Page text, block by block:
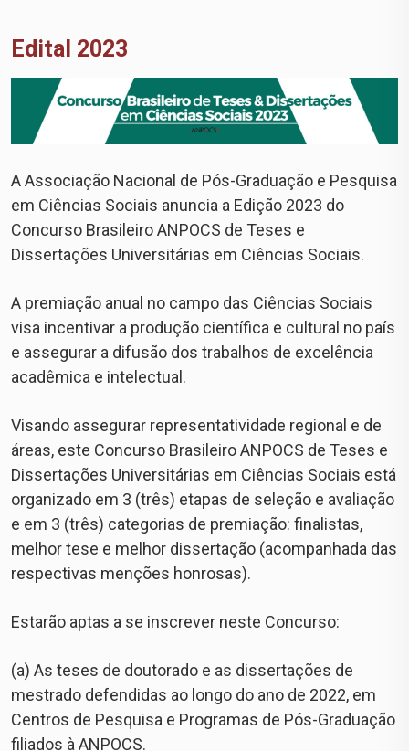
Edital 2023
A Associação Nacional de Pós-Graduação e Pesquisa
em Ciências Sociais anuncia a Edição 2023 do
Concurso Brasileiro ANPOCS de Teses e
Dissertações Universitárias em Ciências Sociais.
A premiação anual no campo das Ciências Sociais
visa incentivar a produção científica e cultural no país
e assegurar a difusão dos trabalhos de excelência
acadêmica e intelectual.
Visando assegurar representatividade regional e de
áreas, este Concurso Brasileiro ANPOCS de Teses e
Dissertações Universitárias em Ciências Sociais está
organizado em 3 (três) etapas de seleção e avaliação
e em 3 (três) categorias de premiação: finalistas,
melhor tese e melhor dissertação (acompanhada das
respectivas menções honrosas).
Estarão aptas a se inscrever neste Concurso:
(a) As teses de doutorado e as dissertações de
mestrado defendidas ao longo do ano de 2022, em
Centros de Pesquisa e Programas de Pós-Graduação
filiados à ANPOCS.